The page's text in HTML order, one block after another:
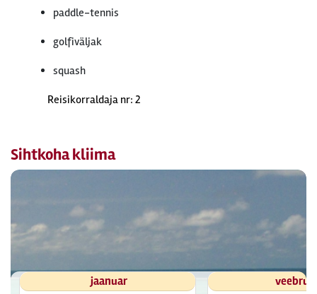
paddle-tennis
golfiväljak
squash
Reisikorraldaja nr: 2
Sihtkoha kliima
jaanuar